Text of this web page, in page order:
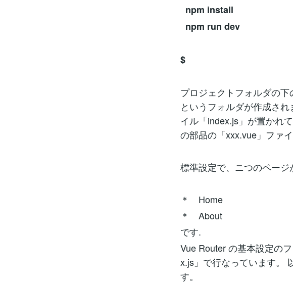
npm install
npm run dev
$
プロジェクトフォルダの下
というフォルダが作成さ
イル「index.js」が置かれ
の部品の「xxx.vue」ファ
標準設定で、ニつのページ
＊ Home
＊ About
です.
Vue Router の基本設定の
x.js」で行なっています。
す。